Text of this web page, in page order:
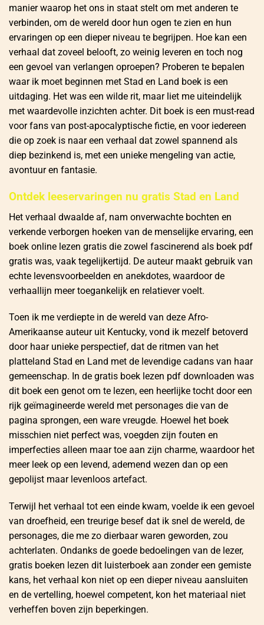
manier waarop het ons in staat stelt om met anderen te
verbinden, om de wereld door hun ogen te zien en hun
ervaringen op een dieper niveau te begrijpen. Hoe kan een
verhaal dat zoveel belooft, zo weinig leveren en toch nog
een gevoel van verlangen oproepen? Proberen te bepalen
waar ik moet beginnen met Stad en Land boek is een
uitdaging. Het was een wilde rit, maar liet me uiteindelijk
met waardevolle inzichten achter. Dit boek is een must-read
voor fans van post-apocalyptische fictie, en voor iedereen
die op zoek is naar een verhaal dat zowel spannend als
diep bezinkend is, met een unieke mengeling van actie,
avontuur en fantasie.
Ontdek leeservaringen nu gratis Stad en Land
Het verhaal dwaalde af, nam onverwachte bochten en
verkende verborgen hoeken van de menselijke ervaring, een
boek online lezen gratis die zowel fascinerend als boek pdf
gratis was, vaak tegelijkertijd. De auteur maakt gebruik van
echte levensvoorbeelden en anekdotes, waardoor de
verhaallijn meer toegankelijk en relatiever voelt.
Toen ik me verdiepte in de wereld van deze Afro-
Amerikaanse auteur uit Kentucky, vond ik mezelf betoverd
door haar unieke perspectief, dat de ritmen van het
platteland Stad en Land met de levendige cadans van haar
gemeenschap. In de gratis boek lezen pdf downloaden was
dit boek een genot om te lezen, een heerlijke tocht door een
rijk geïmagineerde wereld met personages die van de
pagina sprongen, een ware vreugde. Hoewel het boek
misschien niet perfect was, voegden zijn fouten en
imperfecties alleen maar toe aan zijn charme, waardoor het
meer leek op een levend, ademend wezen dan op een
gepolijst maar levenloos artefact.
Terwijl het verhaal tot een einde kwam, voelde ik een gevoel
van droefheid, een treurige besef dat ik snel de wereld, de
personages, die me zo dierbaar waren geworden, zou
achterlaten. Ondanks de goede bedoelingen van de lezer,
gratis boeken lezen dit luisterboek aan zonder een gemiste
kans, het verhaal kon niet op een dieper niveau aansluiten
en de vertelling, hoewel competent, kon het materiaal niet
verheffen boven zijn beperkingen.